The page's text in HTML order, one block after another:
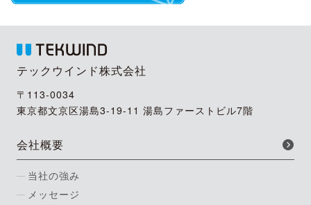
テックウインド株式会社
〒113-0034
東京都文京区湯島3-19-11 湯島ファーストビル7階
会社概要
当社の強み
メッセージ